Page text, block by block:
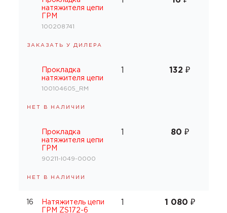
натяжителя цепи
ГРМ
100208741
ЗАКАЗАТЬ У ДИЛЕРА
Прокладка
натяжителя цепи
100104605_RM
132 ₽
НЕТ В НАЛИЧИИ
Прокладка
натяжителя цепи
ГРМ
90211-I049-0000
80 ₽
НЕТ В НАЛИЧИИ
Натяжитель цепи
ГРМ ZS172-6
1 080 ₽
16